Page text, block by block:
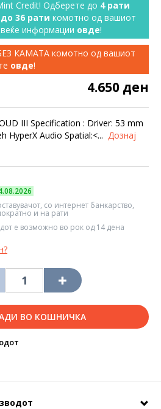
Credit! Одберете до 4 рати
36 рати комотно од вашиот
информации овде!
КАМАТА комотно од вашиот
овде!
4.650 ден
III Specification : Driver: 53 mm
HyperX Audio Spatial:<... Дознај
со интернет банкарство,
и на рати
е возможно во рок од 14 дена
ВО КОШНИЧКА